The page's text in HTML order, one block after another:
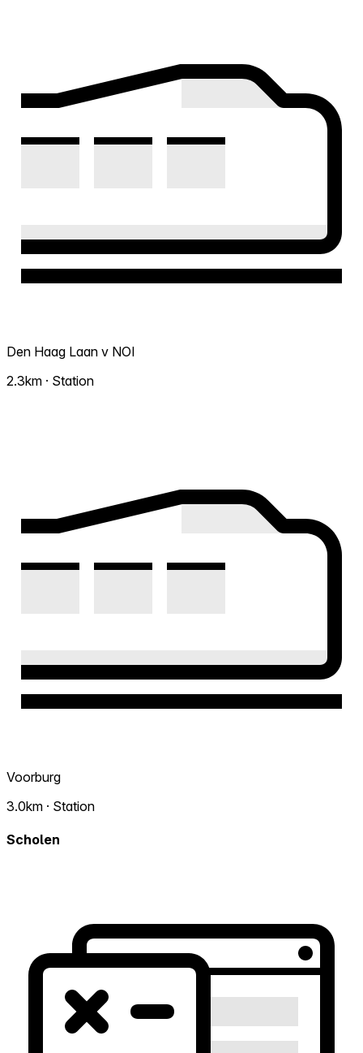
Den Haag Laan v NOI
2.3km · Station
Voorburg
3.0km · Station
Scholen